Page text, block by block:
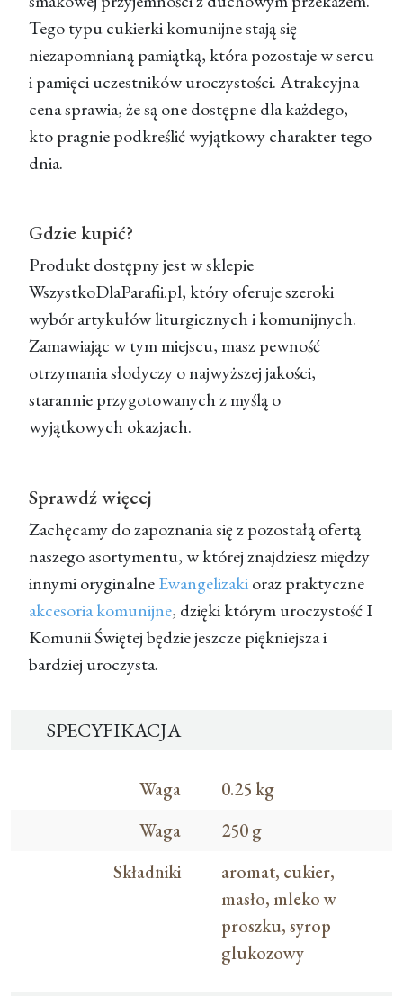
Tego typu cukierki komunijne stają się
niezapomnianą pamiątką, która pozostaje w sercu
i pamięci uczestników uroczystości. Atrakcyjna
cena sprawia, że są one dostępne dla każdego,
kto pragnie podkreślić wyjątkowy charakter tego
dnia.
Gdzie kupić?
Produkt dostępny jest w sklepie
WszystkoDlaParafii.pl, który oferuje szeroki
wybór artykułów liturgicznych i komunijnych.
Zamawiając w tym miejscu, masz pewność
otrzymania słodyczy o najwyższej jakości,
starannie przygotowanych z myślą o
wyjątkowych okazjach.
Sprawdź więcej
Zachęcamy do zapoznania się z pozostałą ofertą
naszego asortymentu, w której znajdziesz między
innymi oryginalneEwangelizakioraz praktyczne
akcesoria komunijne, dzięki którym uroczystość I
Komunii Świętej będzie jeszcze piękniejsza i
bardziej uroczysta.
SPECYFIKACJA
Waga
0.25 kg
Waga
250 g
Składniki
aromat, cukier,
masło, mleko w
proszku, syrop
glukozowy